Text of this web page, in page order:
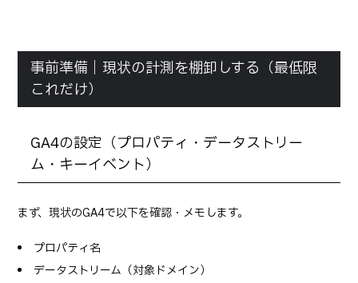
事前準備｜現状の計測を棚卸しする（最低限
これだけ）
GA4の設定（プロパティ・データストリー
ム・キーイベント）
まず、現状のGA4で以下を確認・メモします。
プロパティ名
データストリーム（対象ドメイン）